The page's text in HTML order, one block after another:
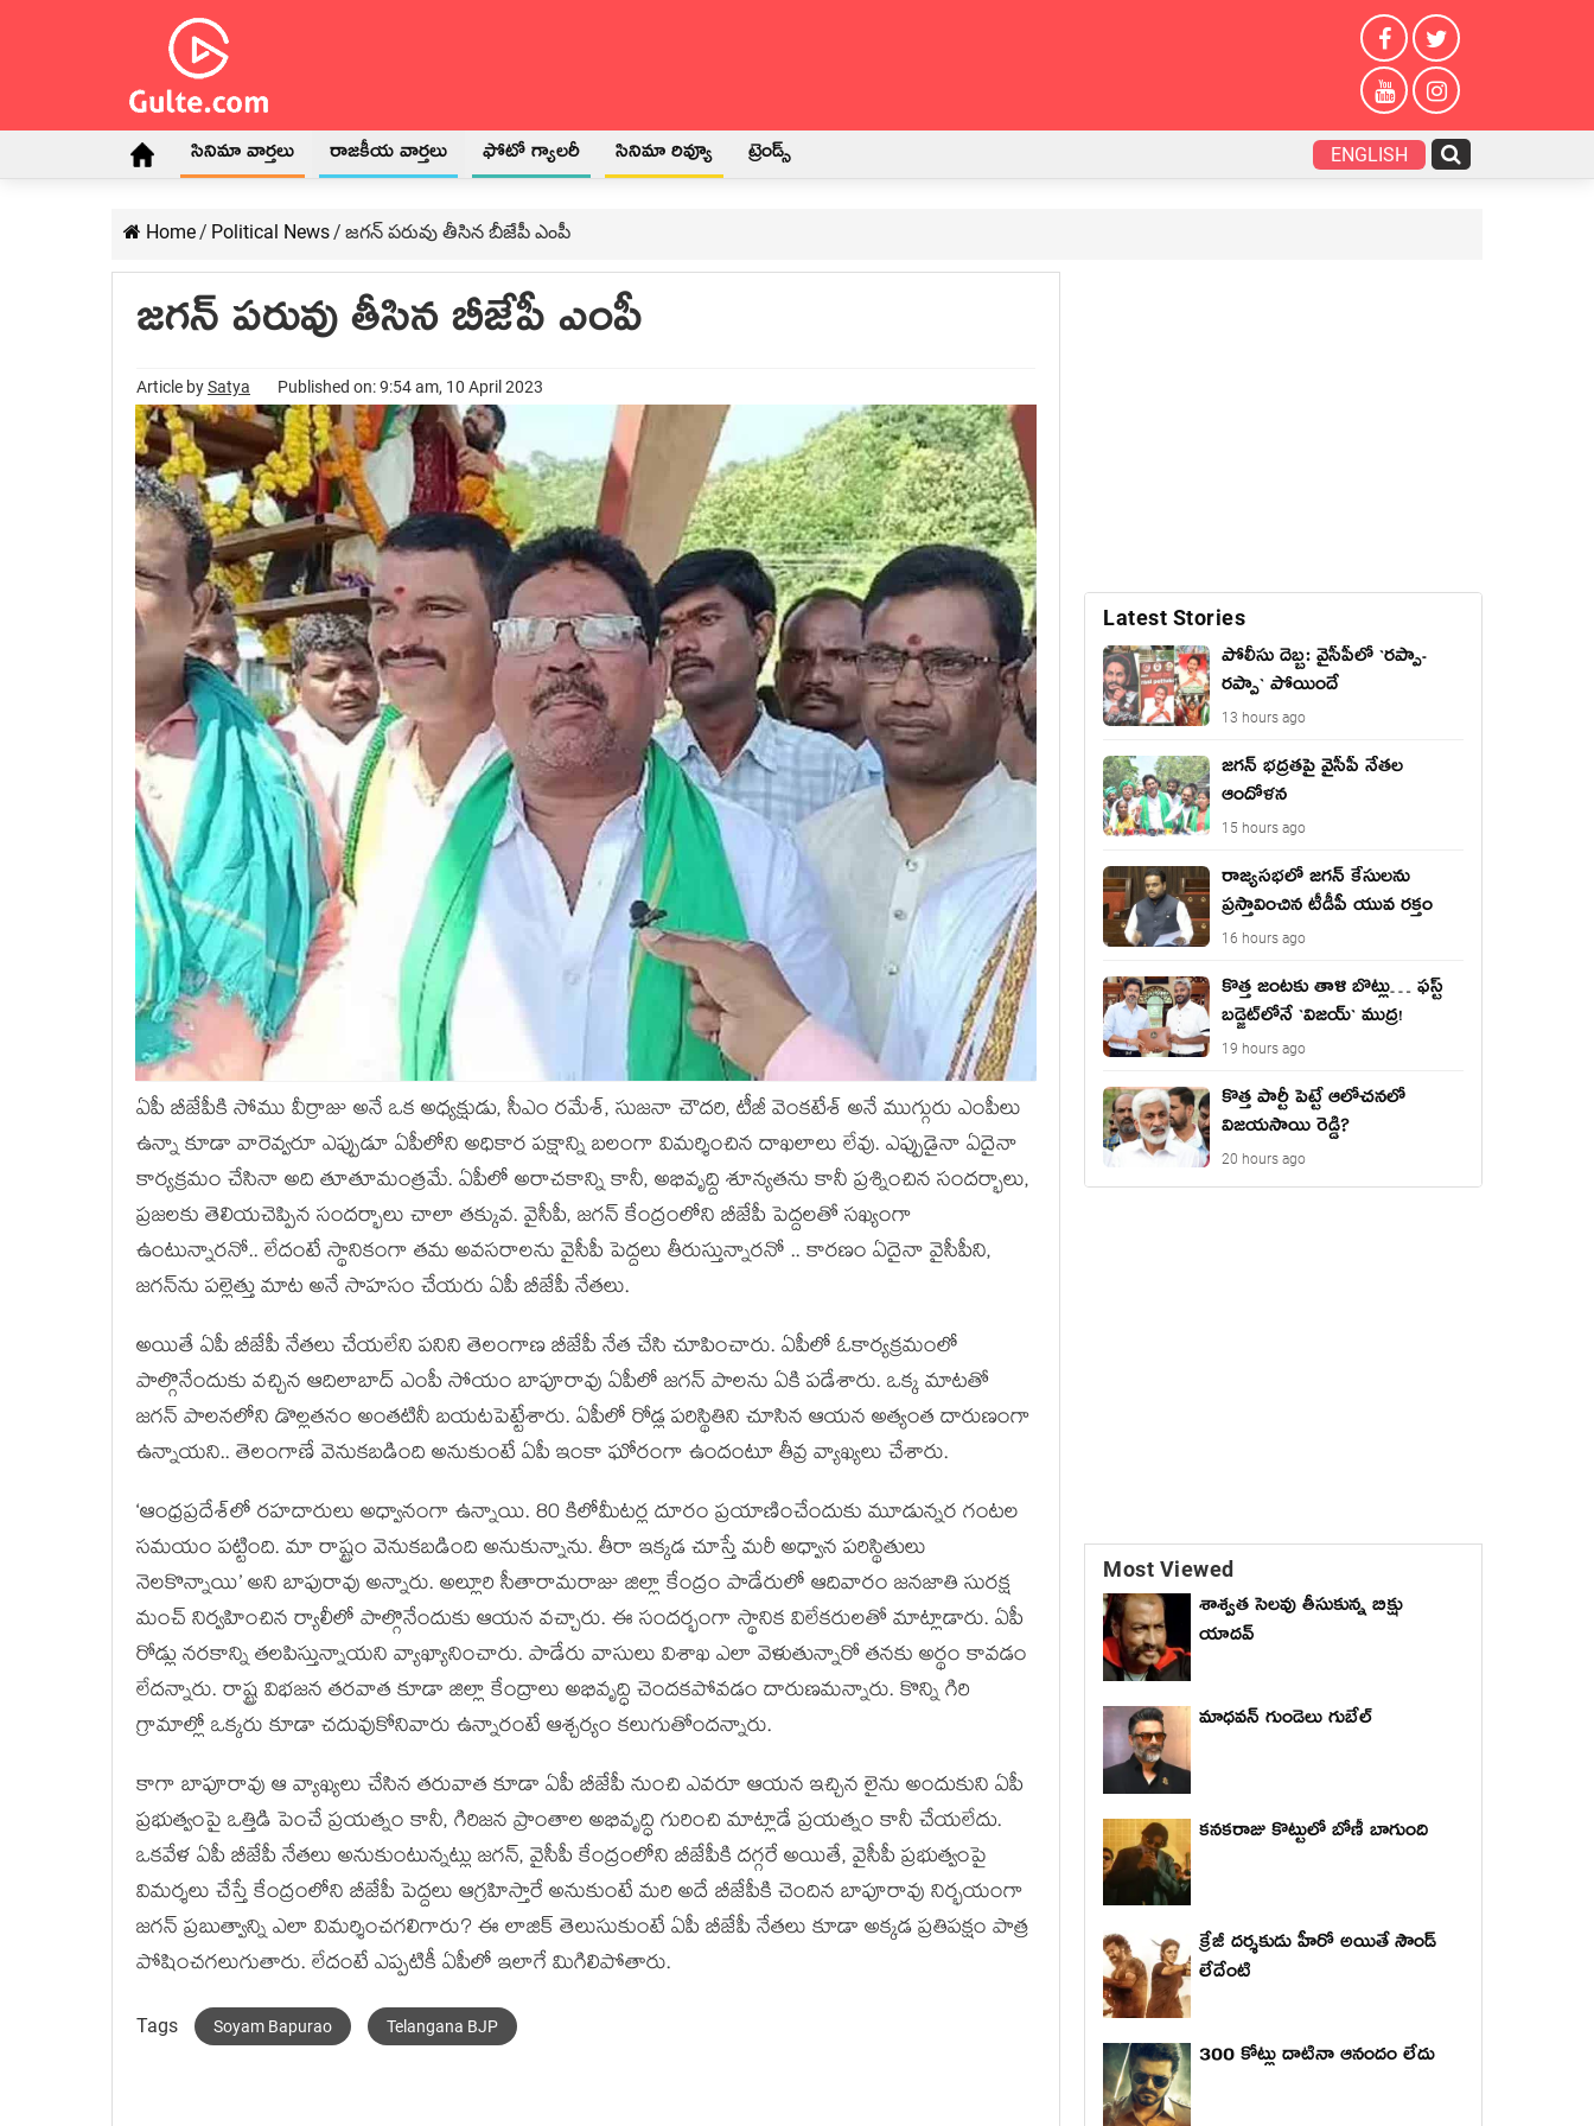
సినిమా వార్తలు రాజకీయ వార్తలు ఫోటో గ్యాలరీ సినిమా రివ్యూ ట్రెండ్స్ ENGLISH
Home/ Political News/ జగన్ పరువు తీసిన బీజేపీ ఎంపీ
జగన్ పరువు తీసిన బీజేపీ ఎంపీ
Article bySatya Published on: 9:54 am, 10 April 2023
ఏపీ బీజేపీకి సోము వీర్రాజు అనే ఒక అధ్యక్షుడు, సీఎం రమేశ్, సుజనా చౌదరి, టీజీ వెంకటేశ్ అనే ముగ్గురు ఎంపీలు
ఉన్నా కూడా వారెవ్వరూ ఎప్పుడూ ఏపీలోని అధికార పక్షాన్ని బలంగా విమర్శించిన దాఖలాలు లేవు. ఎప్పుడైనా ఏదైనా
కార్యక్రమం చేసినా అది తూతూమంత్రమే. ఏపీలో అరాచకాన్ని కానీ, అభివృద్ది శూన్యతను కానీ ప్రశ్నించిన సందర్భాలు,
ప్రజలకు తెలియచెప్పిన సందర్భాలు చాలా తక్కువ. వైసీపీ, జగన్ కేంద్రంలోని బీజేపీ పెద్దలతో సఖ్యంగా
ఉంటున్నారనో.. లేదంటే స్థానికంగా తమ అవసరాలను వైసీపీ పెద్దలు తీరుస్తున్నారనో .. కారణం ఏదైనా వైసీపీని,
జగన్‌ను పల్లెత్తు మాట అనే సాహసం చేయరు ఏపీ బీజేపీ నేతలు.
అయితే ఏపీ బీజేపీ నేతలు చేయలేని పనిని తెలంగాణ బీజేపీ నేత చేసి చూపించారు. ఏపీలో ఓకార్యక్రమంలో
పాల్గొనేందుకు వచ్చిన ఆదిలాబాద్ ఎంపీ సోయం బాపూరావు ఏపీలో జగన్ పాలను ఏకి పడేశారు. ఒక్క మాటతో
జగన్ పాలనలోని డొల్లతనం అంతటినీ బయటపెట్టేశారు. ఏపీలో రోడ్ల పరిస్థితిని చూసిన ఆయన అత్యంత దారుణంగా
ఉన్నాయని.. తెలంగాణే వెనుకబడింది అనుకుంటే ఏపీ ఇంకా ఘోరంగా ఉందంటూ తీవ్ర వ్యాఖ్యలు చేశారు.
‘ఆంధ్రప్రదేశ్‌లో రహదారులు అధ్వానంగా ఉన్నాయి. 80 కిలోమీటర్ల దూరం ప్రయాణించేందుకు మూడున్నర గంటల
సమయం పట్టింది. మా రాష్ట్రం వెనుకబడింది అనుకున్నాను. తీరా ఇక్కడ చూస్తే మరీ అధ్వాన పరిస్థితులు
నెలకొన్నాయి’ అని బాపురావు అన్నారు. అల్లూరి సీతారామరాజు జిల్లా కేంద్రం పాడేరులో ఆదివారం జనజాతి సురక్ష
మంచ్‌ నిర్వహించిన ర్యాలీలో పాల్గొనేందుకు ఆయన వచ్చారు. ఈ సందర్భంగా స్థానిక విలేకరులతో మాట్లాడారు. ఏపీ
రోడ్లు నరకాన్ని తలపిస్తున్నాయని వ్యాఖ్యానించారు. పాడేరు వాసులు విశాఖ ఎలా వెళుతున్నారో తనకు అర్థం కావడం
లేదన్నారు. రాష్ట్ర విభజన తరవాత కూడా జిల్లా కేంద్రాలు అభివృద్ధి చెందకపోవడం దారుణమన్నారు. కొన్ని గిరి
గ్రామాల్లో ఒక్కరు కూడా చదువుకోనివారు ఉన్నారంటే ఆశ్చర్యం కలుగుతోందన్నారు.
కాగా బాపూరావు ఆ వ్యాఖ్యలు చేసిన తరువాత కూడా ఏపీ బీజేపీ నుంచి ఎవరూ ఆయన ఇచ్చిన లైను అందుకుని ఏపీ
ప్రభుత్వంపై ఒత్తిడి పెంచే ప్రయత్నం కానీ, గిరిజన ప్రాంతాల అభివృద్ధి గురించి మాట్లాడే ప్రయత్నం కానీ చేయలేదు.
ఒకవేళ ఏపీ బీజేపీ నేతలు అనుకుంటున్నట్లు జగన్, వైసీపీ కేంద్రంలోని బీజేపీకి దగ్గరే అయితే, వైసీపీ ప్రభుత్వంపై
విమర్శలు చేస్తే కేంద్రంలోని బీజేపీ పెద్దలు ఆగ్రహిస్తారే అనుకుంటే మరి అదే బీజేపీకి చెందిన బాపూరావు నిర్భయంగా
జగన్ ప్రబుత్వాన్ని ఎలా విమర్శించగలిగారు? ఈ లాజిక్ తెలుసుకుంటే ఏపీ బీజేపీ నేతలు కూడా అక్కడ ప్రతిపక్షం పాత్ర
పోషించగలుగుతారు. లేదంటే ఎప్పటికీ ఏపీలో ఇలాగే మిగిలిపోతారు.
Tags Soyam Bapurao Telangana BJP
Latest Stories
పోలీసు దెబ్బ: వైసీపీలో `ర‌ప్పా-
ర‌ప్పా` పోయిందే
13 hours ago
జ‌గ‌న్ భద్రతపై వైసీపీ నేతల
ఆందోళన
15 hours ago
రాజ్యసభలో జగన్ కేసులను
ప్రస్తావించిన టీడీపీ యువ రక్తం
16 hours ago
కొత్త జంట‌కు తాళి బొట్లు… ఫ‌స్ట్
బ‌డ్జెట్‌లోనే `విజ‌య్` ముద్ర‌!
19 hours ago
కొత్త పార్టీ పెట్టే ఆలోచనలో
విజయసాయి రెడ్డి?
20 hours ago
Most Viewed
శాశ్వత సెలవు తీసుకున్న బిక్షు
యాదవ్
మాధ‌వ‌న్ గుండెలు గుబేల్‌
కనకరాజు కొట్టులో బోణీ బాగుంది
క్రేజీ దర్శకుడు హీరో అయితే సౌండ్
లేదేంటి
300 కోట్లు దాటినా ఆనందం లేదు